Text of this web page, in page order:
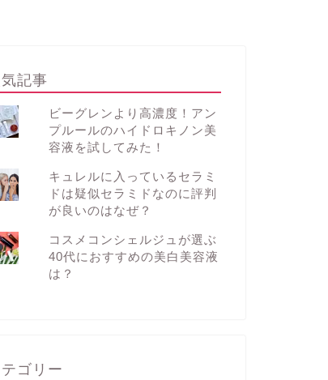
人気記事
ビーグレンより高濃度！アン
プルールのハイドロキノン美
容液を試してみた！
キュレルに入っているセラミ
ドは疑似セラミドなのに評判
が良いのはなぜ？
コスメコンシェルジュが選ぶ
40代におすすめの美白美容液
は？
カテゴリー